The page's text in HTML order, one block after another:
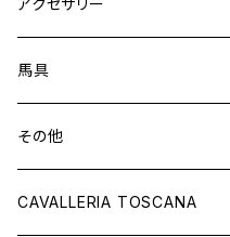
シャツ
オーダーロングブーツ
ショートブーツ
チャップス
アクセサリー
ベルト
グローブ
ソックス
馬具
サドルパッド
イヤーネット
その他
CAVALLERIA TOSCANA